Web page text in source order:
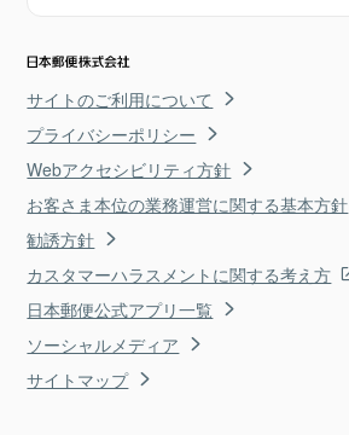
サイトのご利用について
プライバシーポリシー
Webアクセシビリティ方針
お客さま本位の業務運営に関する基本方針
勧誘方針
カスタマーハラスメントに関する考え方
日本郵便公式アプリ一覧
ソーシャルメディア
サイトマップ